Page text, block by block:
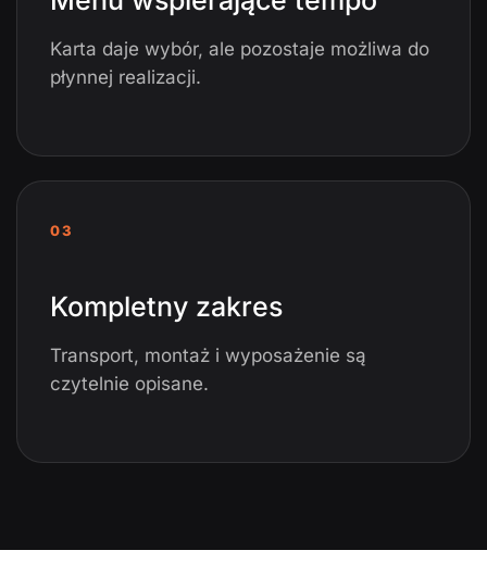
Karta daje wybór, ale pozostaje możliwa do
płynnej realizacji.
03
Kompletny zakres
Transport, montaż i wyposażenie są
czytelnie opisane.